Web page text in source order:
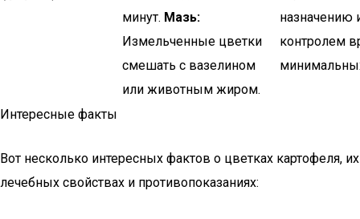
минут. Мазь:
Измельченные цветки
смешать с вазелином
или животным жиром.
назначению
контролем
Интересные факты
Вот несколько интересных фактов о цветках картофеля, их
лечебных свойствах и противопоказаниях: